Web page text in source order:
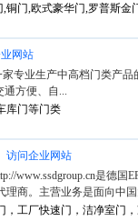
铜门,欧式豪华门,罗普斯金
网站
专业生产中高档门类产品
方便、自...
库门等门类
访问企业网站
www.ssdgroup.cn是德国
商。主营业务是面向中
，工厂快速门，洁净室门